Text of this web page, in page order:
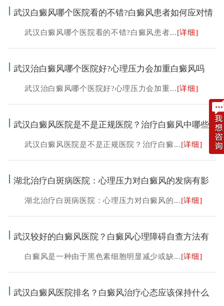
武汉白癜风哪个医院看的不错?白癜风患者如何应对情
武汉白癜风哪个医院看的不错?白癜风患者...[详细]
武汉治白癜风哪个医院好?心理压力会加重白癜风吗
武汉治白癜风哪个医院好?心理压力会加重...[详细]
武汉白癜风医院是不是正规医院？治疗白癜风中哪些
武汉白癜风医院是不是正规医院？治疗白癜...[详细]
湖北治疗白斑病医院：心理压力对白癜风的发病有影
湖北治疗白斑病医院：心理压力对白癜风的...[详细]
武汉较好的白癜风医院？白癜风心理障碍自查方法有
白癜风是一种由于黑色素细胞明显减少或缺...[详细]
武汉白癜风医院排名？白癜风治疗心态应该保持什么